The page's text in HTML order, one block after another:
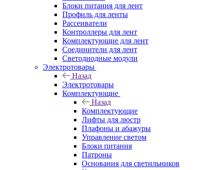
Блоки питания для лент
Профиль для ленты
Рассеиватели
Контроллеры для лент
Комплектующие для лент
Соединители для лент
Светодиодные модули
Электротовары
Назад
Электротовары
Комплектующие
Назад
Комплектующие
Лифты для люстр
Плафоны и абажуры
Управление светом
Блоки питания
Патроны
Основания для светильников